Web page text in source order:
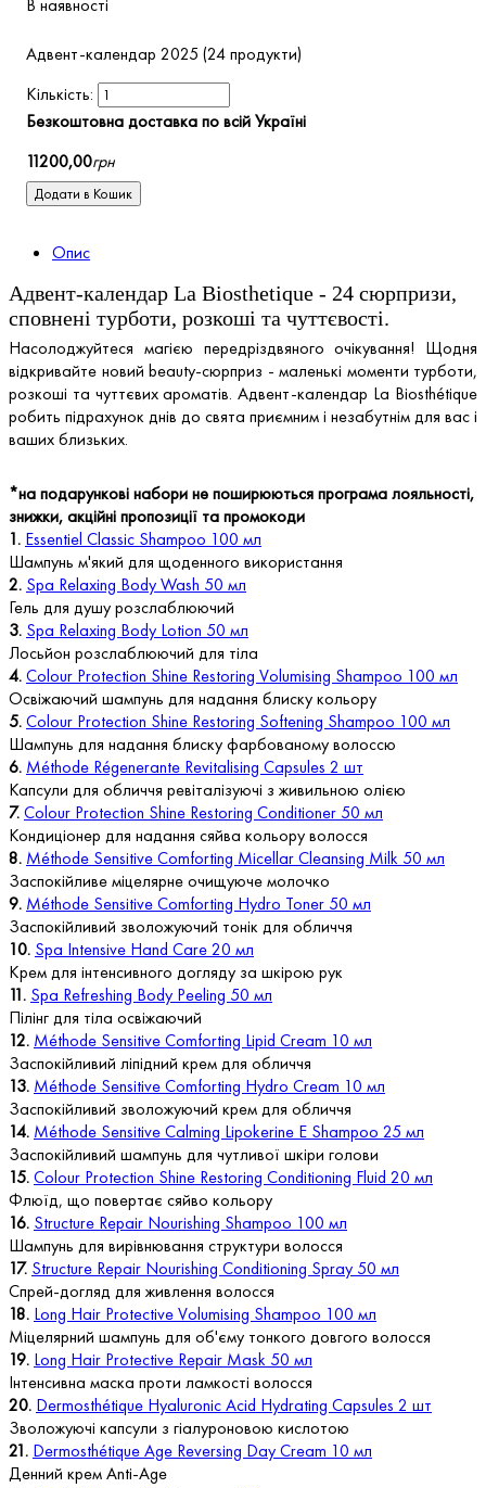
В наявності
Адвент-календар 2025 (24 продукти)
Безкоштовна доставка по всій Україні
11200,00грн
Додати в Кошик
Опис
Адвент-календар La Biosthetique - 24 сюрпризи,
сповнені турботи, розкоші та чуттєвості.
Насолоджуйтеся магією передріздвяного очікування! Щодня
відкривайте новий beauty-сюрприз - маленькі моменти турботи,
розкоші та чуттєвих ароматів. Адвент-календар La Biosthétique
робить підрахунок днів до свята приємним і незабутнім для вас і
ваших близьких.
*на подарункові набори не поширюються програма лояльності,
знижки, акційні пропозиції та промокоди
1. Essentiel Classic Shampoo 100 мл
Шампунь м'який для щоденного використання
2. Spa Relaxing Body Wash 50 мл
Гель для душу розслаблюючий
3. Spa Relaxing Body Lotion 50 мл
Лосьйон розслаблюючий для тіла
4.Colour Protection Shine Restoring Volumising Shampoo 100 мл
Освіжаючий шампунь для надання блиску кольору
5.Colour Protection Shine Restoring Softening Shampoo 100 мл
Шампунь для надання блиску фарбованому волоссю
6. Méthode Régenerante Revitalising Capsules 2 шт
Капсули для обличчя ревіталізуючі з живильною олією
7.Colour Protection Shine Restoring Conditioner 50 мл
Кондиціонер для надання сяйва кольору волосся
8. Méthode Sensitive Comforting Micellar Cleansing Milk 50 мл
Заспокійливе міцелярне очищуюче молочко
9. Méthode Sensitive Comforting Hydro Toner 50 мл
Заспокійливий зволожуючий тонік для обличчя
10. Spa Intensive Hand Care 20 мл
Крем для інтенсивного догляду за шкірою рук
11. Spa Refreshing Body Peeling 50 мл
Пілінг для тіла освіжаючий
12. Méthode Sensitive Comforting Lipid Cream 10 мл
Заспокійливий ліпідний крем для обличчя
13. Méthode Sensitive Comforting Hydro Cream 10 мл
Заспокійливий зволожуючий крем для обличчя
14. Méthode Sensitive Calming Lipokerine E Shampoo 25 мл
Заспокійливий шампунь для чутливої шкіри голови
15.Colour Protection Shine Restoring Conditioning Fluid 20 мл
Флюїд, що повертає сяйво кольору
16. Structure Repair Nourishing Shampoo 100 мл
Шампунь для вирівнювання структури волосся
17. Structure Repair Nourishing Conditioning Spray 50 мл
Спрей-догляд для живлення волосся
18. Long Hair Protective Volumising Shampoo 100 мл
Міцелярний шампунь для об'єму тонкого довгого волосся
19. Long Hair Protective Repair Mask 50 мл
Інтенсивна маска проти ламкості волосся
20. Dermosthétique Hyaluronic Acid Hydrating Capsules 2 шт
Зволожуючі капсули з гіалуроновою кислотою
21. Dermosthétique Age Reversing Day Cream 10 мл
Денний крем Anti-Age